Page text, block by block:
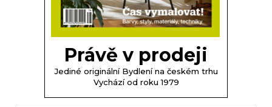
Právě v prodeji
Jediné originální Bydlení na českém trhu
Vychází od roku 1979